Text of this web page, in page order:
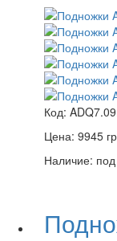
Код:
Цена: 9945
Наличие: